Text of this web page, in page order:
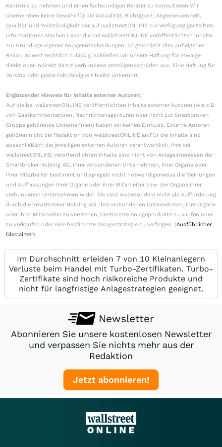
Kenntnis zu nehmen und einen fachkundigen Berater zu konsultieren.Wir
übernehmen keine Gewähr für die Aktualität, Richtigkeit, Angemessenheit,
Qualität und Vollständigkeit der auf wallstreetONLINE zur Verfügung gestellten
Informationen.Machen Leser die bei wallstreetONLINE veröffentlichten Inhalte
zur Grundlage eigener Anlageentscheidungen, so geschieht dies auf eigenes
Risiko. Soweit rechtlich zulässig, schließen wir unsere Haftung für etwaige
direkt oder indirekt damit verbundene Vermögensschäden aus. Eine Haftung für
Vorsatz oder grobe Fahrlässigkeit bleibt unberührt.
Ergänzender Hinweis für Inhalte externer Autoren:
Auf die bei wallstreetONLINE veröffentlichten Inhalte externer Autoren (wie z.B.
von Gastkommentatoren, Nachrichtenagenturen oder nicht zur Smartbroker-
Gruppe gehörende Unternehmen) haben wir keinen Einfluss. Externe Autoren
gehören nicht der Redaktion von wallstreetONLINE an.Für die Inhalte sind
ausschließlich die jeweiligen externen Autoren verantwortlich. Ihre bei
wallstreetONLINE veröffentlichten Inhalte sind nicht von Anlageinteressen der
Smartbroker Holding AG, ihrer verbundenen Unternehmen, ihrer Organe oder
ihrer Mitarbeiter bestimmt und spiegeln nicht notwendigerweise die Meinungen
und Auffassungen ihrer Organe oder ihrer Mitarbeiter bzw. der Organe ihrer
verbundenen Unternehmen wider. Sie sind insbesondere nicht als Aufforderung
durch die Smartbroker Holding AG, ihre verbundenen Unternehmen, ihre Organe
oder ihrer Mitarbeiter zu verstehen, bestimmte Anlageprodukte zu kaufen oder
zu verkaufen oder eine bestimmte Anlagestrategie zu verfolgen. (Ausführlicher
Disclaimer)
Im Durchschnitt erleiden 7 von 10 Kleinanlegern
Verluste beim Handel mit Turbo-Zertifikaten. Turbo-
Zertifikate sind hoch risikoreiche Produkte und
nicht für langfristige Anlagestrategien geeignet.
Newsletter
Abonnieren Sie unsere kostenlosen Newsletter
und verpassen Sie nichts mehr aus der
Redaktion
Jetzt abonnieren!